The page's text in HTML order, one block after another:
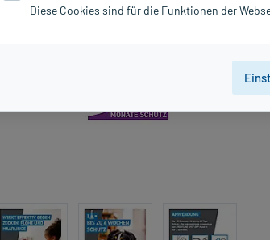
Diese Cookies sind für die Funktionen der